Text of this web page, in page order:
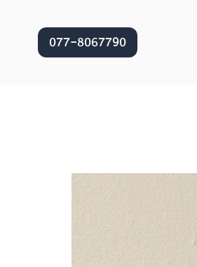
077-8067790